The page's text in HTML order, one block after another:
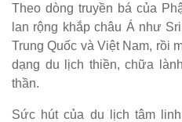
Theo dòng truyền bá của
lan rộng khắp châu Á như
Trung Quốc và Việt Nam, rồi
dạng du lịch thiền, chữa
thần.
Sức hút của du lịch tâm